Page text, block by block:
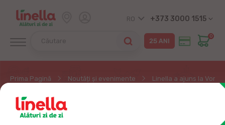
RO +373 3000 1515
0
Prima Pagină Noutăți și evenimente Linella a ajuns la
LINELLA A AJUNS LA